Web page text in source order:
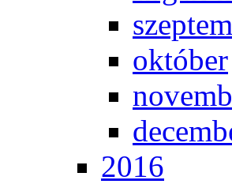
ok­tó­ber
2016